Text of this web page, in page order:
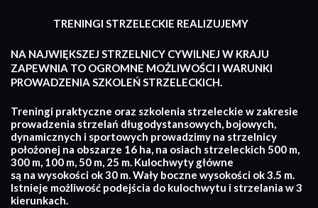
TRENINGI STRZELECKIE REALIZUJEMY
NA NAJWIĘKSZEJ STRZELNICY CYWILNEJ W KRAJU
ZAPEWNIA TO OGROMNE MOŻLIWOŚCI I WARUNKI
PROWADZENIA SZKOLEŃ STRZELECKICH.
Treningi praktyczne oraz szkolenia strzeleckie w zakresie
prowadzenia strzelań długodystansowych, bojowych,
dynamicznych i sportowych prowadzimy na strzelnicy
położonej na obszarze 16 ha, na osiach strzeleckich 500 m,
300 m, 100 m, 50 m, 25 m. Kulochwyty główne
są na wysokości ok 30 m. Wały boczne wysokości ok 3.5 m.
Istnieje możliwość podejścia do kulochwytu i strzelania w 3
kierunkach.